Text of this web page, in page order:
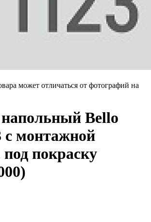
может отличаться от фотографий на
Bello
с монтажной
покраску